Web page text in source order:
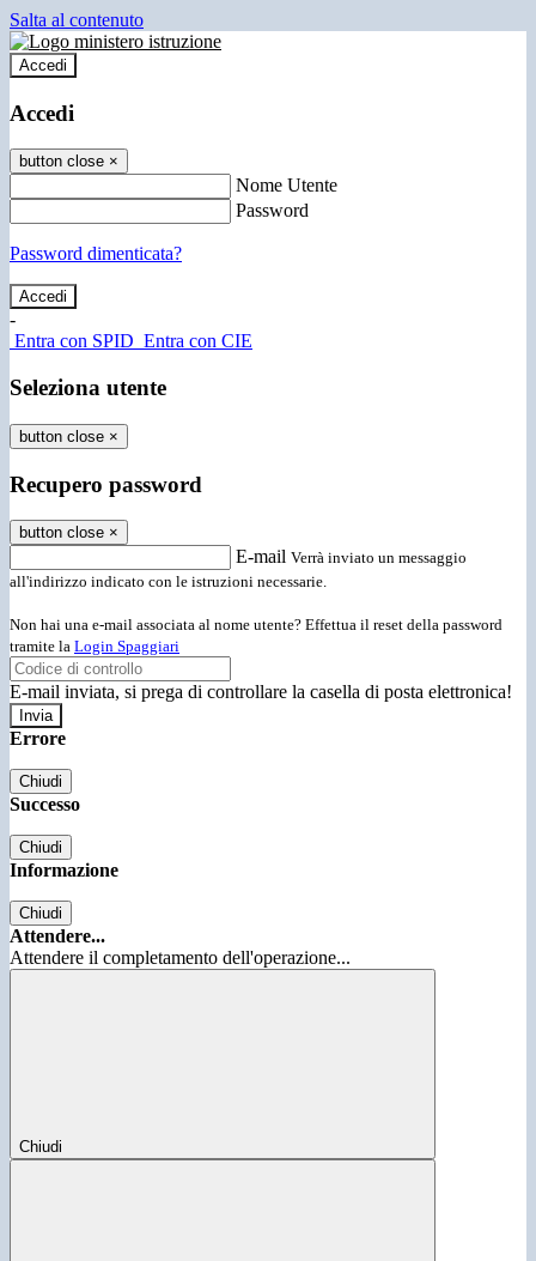
Salta al contenuto
Accedi
Accedi
button close ×
Nome Utente
Password
Password dimenticata?
-
Entra con SPID Entra con CIE
Seleziona utente
button close ×
Recupero password
button close ×
E-mail Verrà inviato un messaggio
all'indirizzo indicato con le istruzioni necessarie.
Non hai una e-mail associata al nome utente? Effettua il reset della password
tramite la Login Spaggiari
E-mail inviata, si prega di controllare la casella di posta elettronica!
Errore
Chiudi
Successo
Chiudi
Informazione
Chiudi
Attendere...
Attendere il completamento dell'operazione...
Chiudi